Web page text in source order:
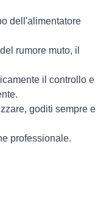
dell'alimentatore
rumore muto, il
il controllo e
goditi sempre e
professionale.